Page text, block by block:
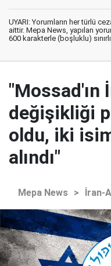
UYARI: Yorumların her türlü
aittir. Mepa News, yapılan
600 karakterle (boşluklu)
"Mossad'ın
değişikliği
oldu, iki
alındı"
Mepa News > İran-